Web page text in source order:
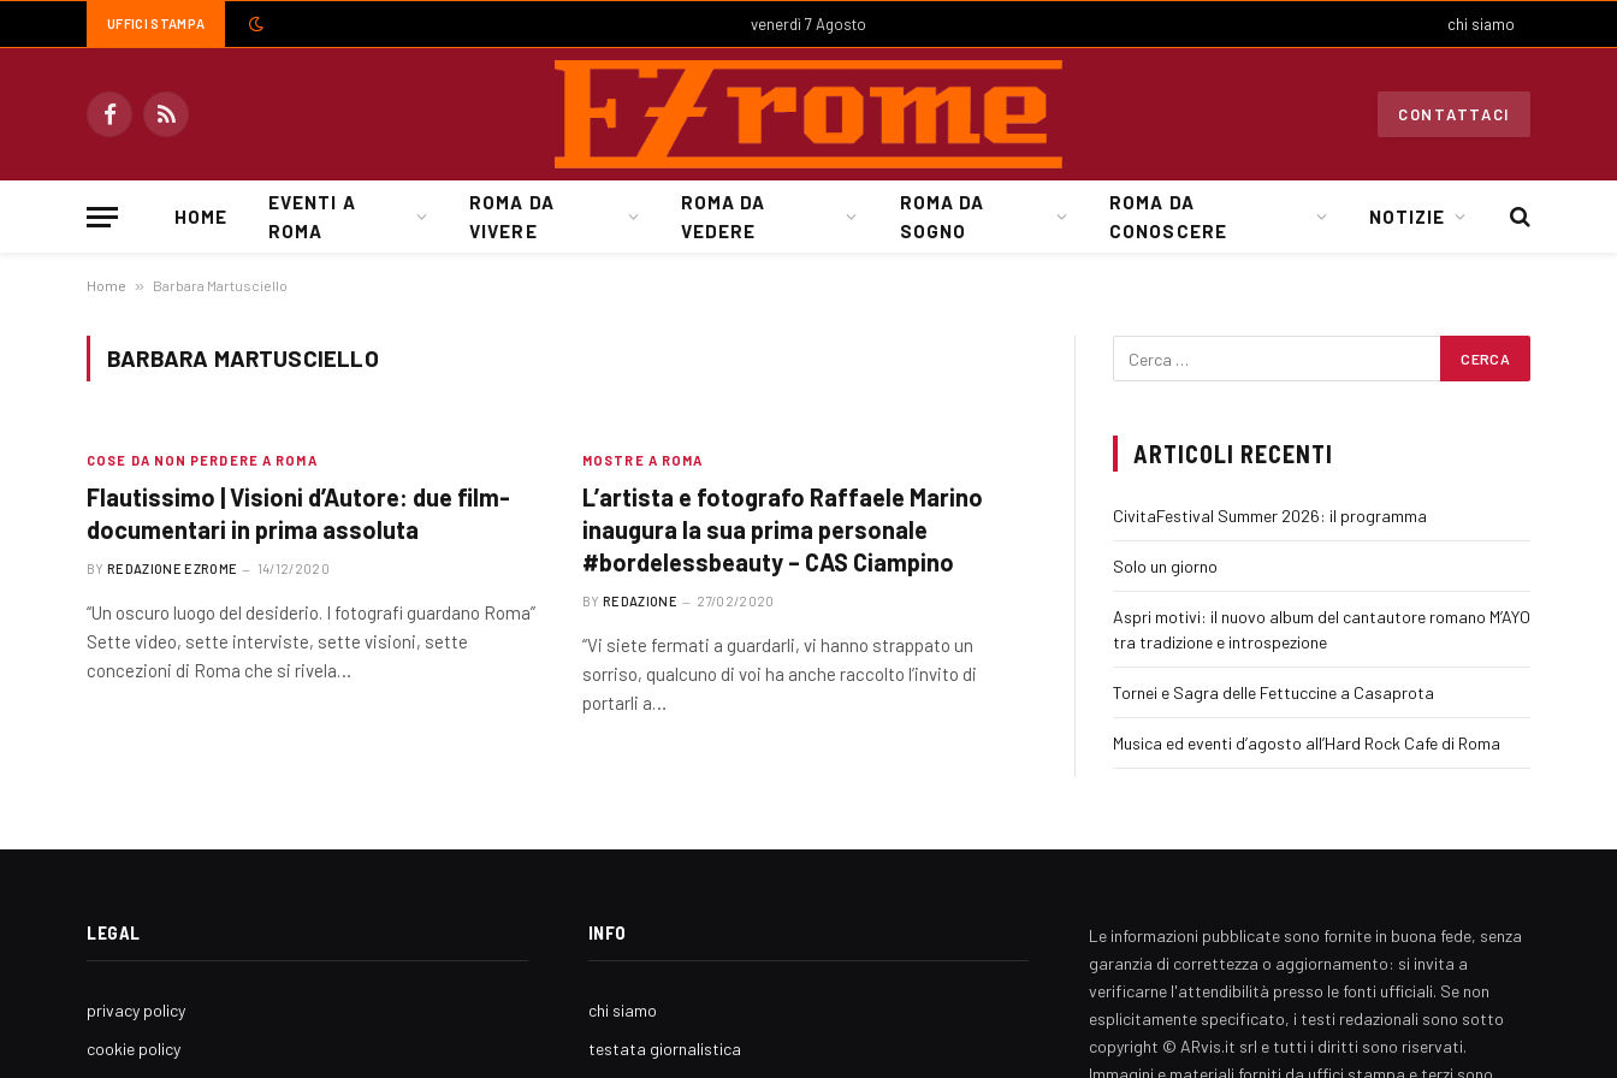
UFFICI STAMPA venerdì 7 Agosto chi siamo
FacebookRSS
CONTATTACI
HOME
EVENTI A
ROMA
ROMA DA
VIVERE
ROMA DA
VEDERE
ROMA DA
SOGNO
ROMA DA
CONOSCERE
NOTIZIE
Home » Barbara Martusciello
BARBARA MARTUSCIELLO
COSE DA NON PERDERE A ROMA
Flautissimo | Visioni d’Autore: due film-
documentari in prima assoluta
BY REDAZIONE EZROME 14/12/2020
“Un oscuro luogo del desiderio. I fotografi guardano Roma”
Sette video, sette interviste, sette visioni, sette
concezioni di Roma che si rivela…
MOSTRE A ROMA
L’artista e fotografo Raffaele Marino
inaugura la sua prima personale
#bordelessbeauty – CAS Ciampino
BY REDAZIONE 27/02/2020
“Vi siete fermati a guardarli, vi hanno strappato un
sorriso, qualcuno di voi ha anche raccolto l’invito di
portarli a…
ARTICOLI RECENTI
CivitaFestival Summer 2026: il programma
Solo un giorno
Aspri motivi: il nuovo album del cantautore romano M’AYO
tra tradizione e introspezione
Tornei e Sagra delle Fettuccine a Casaprota
Musica ed eventi d’agosto all’Hard Rock Cafe di Roma
LEGAL
privacy policy
cookie policy
INFO
chi siamo
testata giornalistica
Le informazioni pubblicate sono fornite in buona fede, senza
garanzia di correttezza o aggiornamento: si invita a
verificarne l'attendibilità presso le fonti ufficiali. Se non
esplicitamente specificato, i testi redazionali sono sotto
copyright © ARvis.it srl e tutti i diritti sono riservati.
Immagini e materiali forniti da uffici stampa e terzi sono